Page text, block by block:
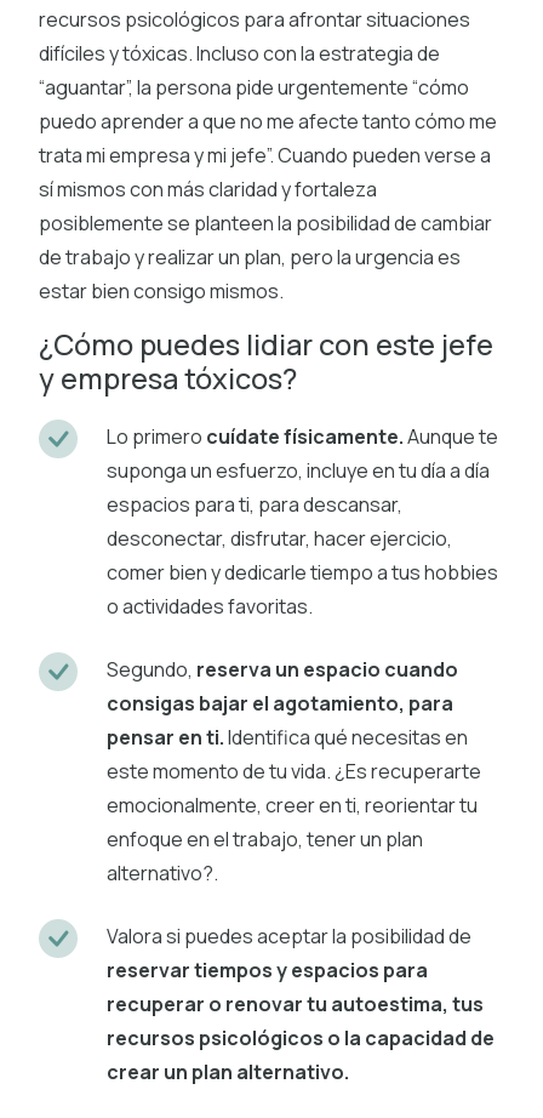
recursos psicológicos para afrontar situaciones
difíciles y tóxicas. Incluso con la estrategia de
“aguantar”, la persona pide urgentemente “cómo
puedo aprender a que no me afecte tanto cómo me
trata mi empresa y mi jefe”. Cuando pueden verse a
sí mismos con más claridad y fortaleza
posiblemente se planteen la posibilidad de cambiar
de trabajo y realizar un plan, pero la urgencia es
estar bien consigo mismos.
¿Cómo puedes lidiar con este jefe
y empresa tóxicos?
Lo primero cuídate físicamente.Aunque te
suponga un esfuerzo, incluye en tu día a día
espacios para ti, para descansar,
desconectar, disfrutar, hacer ejercicio,
comer bien y dedicarle tiempo a tus hobbies
o actividades favoritas.
Segundo, reserva un espacio cuando
consigas bajar el agotamiento, para
pensar en ti.Identifica qué necesitas en
este momento de tu vida. ¿Es recuperarte
emocionalmente, creer en ti, reorientar tu
enfoque en el trabajo, tener un plan
alternativo?.
Valora si puedes aceptar la posibilidad de
reservar tiempos y espacios para
recuperar o renovar tu autoestima, tus
recursos psicológicos o la capacidad de
crear un plan alternativo.